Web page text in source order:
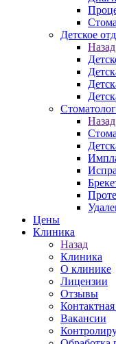
Детское
Назад
Назад
Цены
Клиника
Назад
Клиника
О клинике
Лицензии
Отзывы
Вакансии